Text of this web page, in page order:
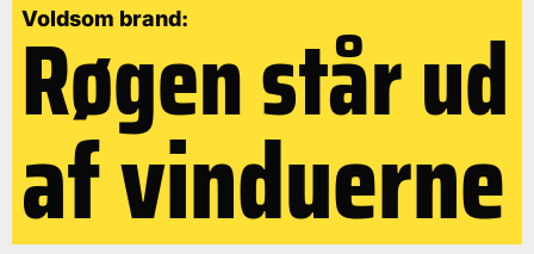
Voldsom brand:
Røgen står ud
af vinduerne